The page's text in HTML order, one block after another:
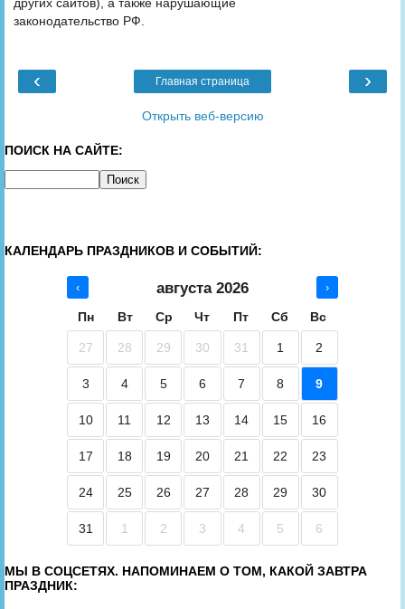
законодательство РФ.
‹ ›
Главная страница
Открыть веб-версию
ПОИСК НА САЙТЕ:
КАЛЕНДАРЬ ПРАЗДНИКОВ И СОБЫТИЙ:
‹ августа 2026 ›
Пн Вт Ср Чт Пт Сб Вс
27 28 29 30 31 1 2
3 4 5 6 7 8 9
10 11 12 13 14 15 16
17 18 19 20 21 22 23
24 25 26 27 28 29 30
31 1 2 3 4 5 6
МЫ В СОЦСЕТЯХ. НАПОМИНАЕМ О ТОМ, КАКОЙ ЗАВТРА
ПРАЗДНИК: